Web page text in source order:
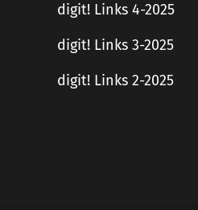
digit! Links 4-2025
digit! Links 3-2025
digit! Links 2-2025